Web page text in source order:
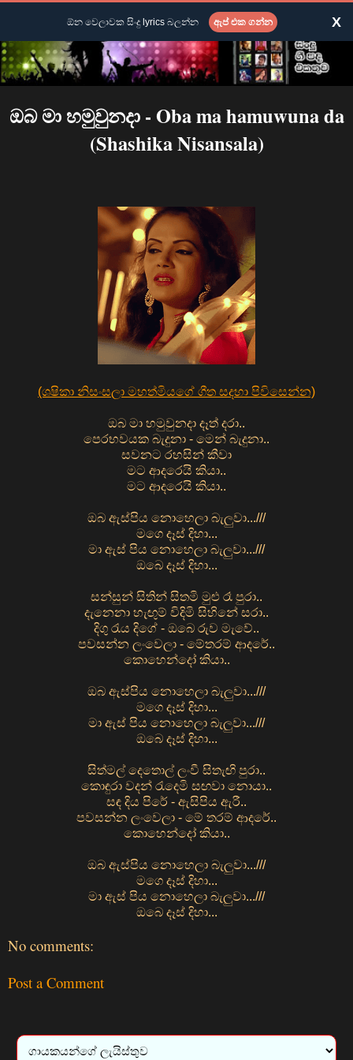
ඔබ මා හමුවුනදා - Oba ma hamuwuna da
(Shashika Nisansala)
(ශෂිකා නිසංසලා මහත්මියගේ ගීත සදහා පිවිසෙන්න)
ඔබ මා හමුවුනදා දෑත් දරා..
පෙරභවයක බැදුනා - මෙන් බැදුනා..
සවනට රහසින් කීවා
මට ආදරෙයි කියා..
මට ආදරෙයි කියා..
ඔබ ඇස්පිය නොහෙලා බැලුවා...///
මගෙ දෑස් දිහා...
මා ඇස් පිය නොහෙලා බැලුවා...///
ඔබෙ දෑස් දිහා...
සන්සුන් සිතින් සිතමි මුළු රෑ පුරා..
දැනෙනා හැඟුම් විදිමි සිහිනේ සරා..
දිගු රැය දිගේ - ඔබෙ රුව මැවේ..
පවසන්න ලංවෙලා - මේතරම් ආදරේ..
කොහෙන්දෝ කියා..
ඔබ ඇස්පිය නොහෙලා බැලුවා...///
මගෙ දෑස් දිහා...
මා ඇස් පිය නොහෙලා බැලුවා...///
ඔබෙ දෑස් දිහා...
සිත්මල් දෙතොල් ලංවී සිතැඟි පුරා..
කොඳුරා වදන් රැදෙමි සඟවා නොයා..
සඳ දිය පිරේ - ඇසිපිය ඇරී..
පවසන්න ලංවෙලා - මේ තරම් ආදරේ..
කොහෙන්දෝ කියා..
ඔබ ඇස්පිය නොහෙලා බැලුවා...///
මගෙ දෑස් දිහා...
මා ඇස් පිය නොහෙලා බැලුවා...///
ඔබෙ දෑස් දිහා...
No comments:
Post a Comment
ඕන වෙලාවක සිංදු lyrics බලන්න ඇප් එක ගන්න X